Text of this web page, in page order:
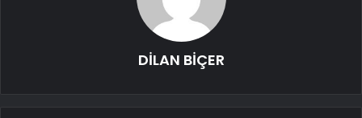
DİLAN BİÇER